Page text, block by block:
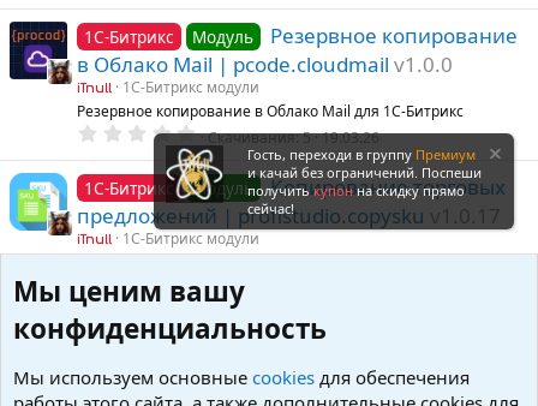
0
0
з
в
ё
з
д
1С-Битрикс Модуль
Резервное копирование
в Облако Mail | pcode.cloudmail v1.0.0
iTnull
1С-Битрикс модули
Резервное копирование в Облако Mail для 1С-Битрикс
0
.
0
0
з
в
ё
з
Скачивания 5 19.03.26
1С-Битрикс Модуль
Копирование торговых
предложений | profistudio.copysku v1.0.17
iTnull
1С-Битрикс модули
торговых предложений у товаров
0
.
0
з
в
Скачивания
товаров и цен на Озон | abricos.ozonapi
Гость, переходи в группу Премиум
и качай без ограничений. Поспеши
получитькупонна скидку прямо
сейчас!
Мы ценим вашу
конфиденциальность
Мы используем основные cookies для обеспечения